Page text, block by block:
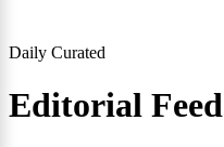
Daily Curated
Editorial Feed